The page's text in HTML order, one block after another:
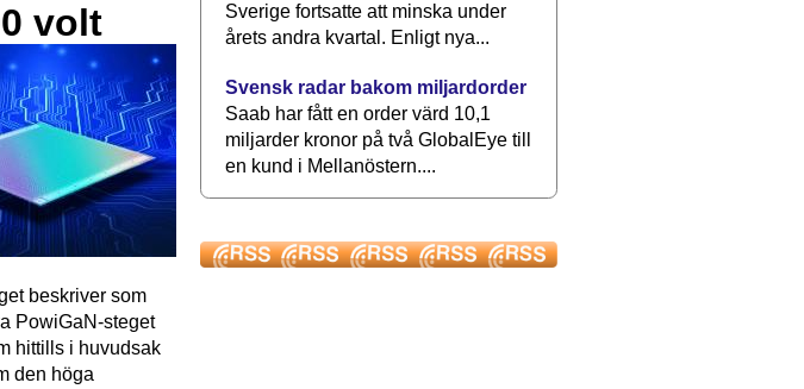
volt
beskriver som
PowiGaN-steget
hittills i huvudsak
den höga
Sverige fortsatte att minska under
årets andra kvartal. Enligt nya...
Svensk radar bakom miljardorder
Saab har fått en order värd 10,1
miljarder kronor på två GlobalEye till
en kund i Mellanöstern....